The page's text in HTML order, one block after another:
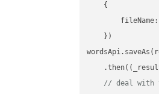
    {
fileName:
    })
    .then(
(
// deal with